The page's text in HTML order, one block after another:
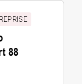
INDUSTRIEL
88